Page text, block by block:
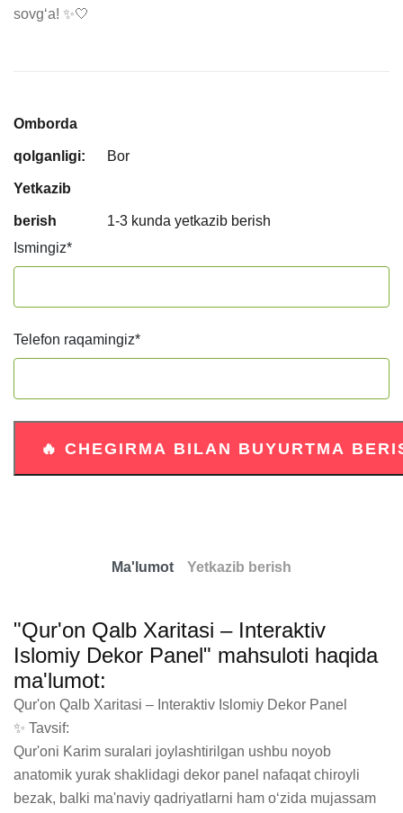
sovg‘a! ✨🤍
Omborda
qolganligi: Bor
Yetkazib
berish
1-3 kunda yetkazib berish
Ismingiz*
Telefon raqamingiz*
Ma'lumot Yetkazib berish
"Qur'on Qalb Xaritasi – Interaktiv
Islomiy Dekor Panel" mahsuloti haqida
ma'lumot:
Qur'on Qalb Xaritasi – Interaktiv Islomiy Dekor Panel
✨ Tavsif:
Qur'oni Karim suralari joylashtirilgan ushbu noyob
anatomik yurak shaklidagi dekor panel nafaqat chiroyli
bezak, balki ma'naviy qadriyatlarni ham o‘zida mujassam